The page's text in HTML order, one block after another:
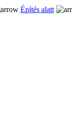
Építés alatt